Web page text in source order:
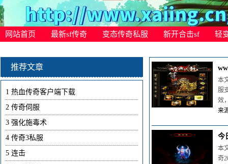
网站首页 最新sf传奇 变态传奇私服 新开合击sf 轻
本
服
效
来
今
本
奇
推荐文章
1 热血传奇客户端下载
2 传奇伺服
3 强化施毒术
4 传奇3私服
5 连击